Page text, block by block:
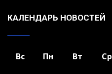
КАЛЕНДАРЬ НОВОСТЕЙ
Вс Пн Вт Ср